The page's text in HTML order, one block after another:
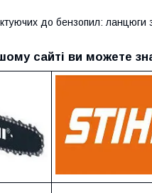
до бензопил: ланцюги
сайті ви можете